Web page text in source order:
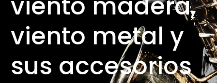
viento metal y
sus accesorios